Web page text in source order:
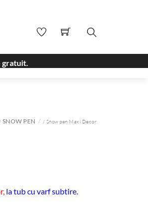
gratuit.
SNOW PEN
/ Snow pen Maxi Decor
la tub cu varf subtire.